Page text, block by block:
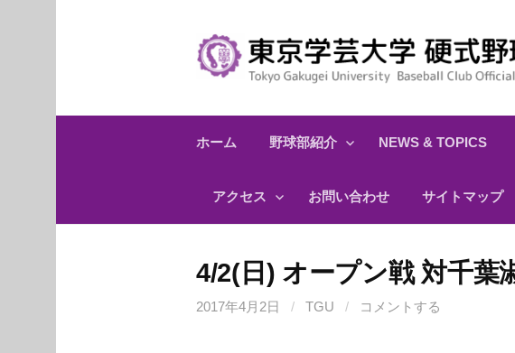
ホーム 野球部紹介 NEWS & TOPICS
アクセス お問い合わせ サイトマップ
4/2(日) オープン戦 対千葉
2017年4月2日 / TGU / コメントする